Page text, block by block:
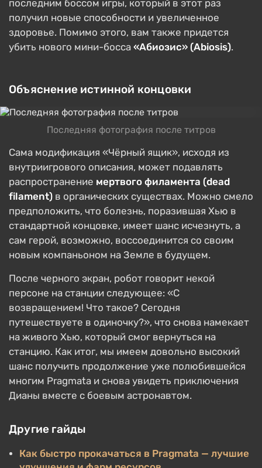
последним боссом игры, который в этот раз
получил новые способности и увеличенное
здоровье. Помимо этого, вам также придется
убить нового мини-босса «Абиозис» (Abiosis).
Объяснение истинной концовки
Последняя фотография после титров
Сама модификация «Чёрный ящик», исходя из
внутриигрового описания, может подавлять
распространение мертвого филамента (dead
filament) в органических существах. Можно смело
предположить, что болезнь, поразившая Хью в
стандартной концовке, имеет шанс исчезнуть, а
сам герой, возможно, воссоединится со своим
новым компаньоном на Земле в будущем.
После черного экран, робот говорит некой
персоне на станции следующее: «С
возвращением! Что такое? Сегодня
путешествуете в одиночку?», что снова намекает
на живого Хью, который смог вернуться на
станцию. Как итог, мы имеем довольно высокий
шанс получить продолжение уже полюбившейся
многим Pragmata и снова увидеть приключения
Дианы вместе с боевым астронавтом.
Другие гайды
Как быстро прокачаться в Pragmata — лучшие